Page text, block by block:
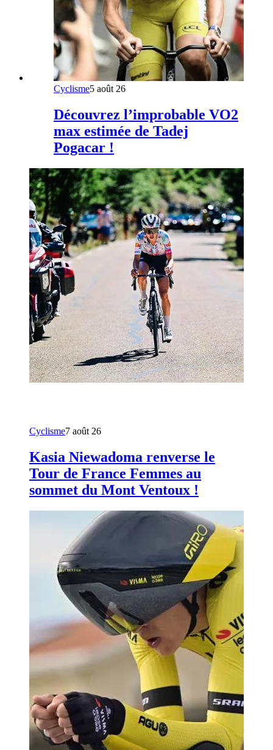
Cyclisme5 août 26
Découvrez l’improbable VO2
max estimée de Tadej
Pogacar !
Cyclisme7 août 26
Kasia Niewadoma renverse le
Tour de France Femmes au
sommet du Mont Ventoux !